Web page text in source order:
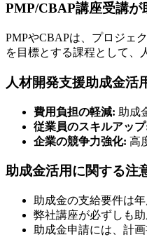
PMP/CBAP講座受講
PMPやCBAPは、プロジェ
を目標とする課程として、
人材開発支援助成金活
費用負担の軽減: 助成
従業員のスキルアッ
企業の競争力強化: 高
助成金活用に関する注
助成金の支給要件は
弊社講座が必ずしも
助成金申請には、計